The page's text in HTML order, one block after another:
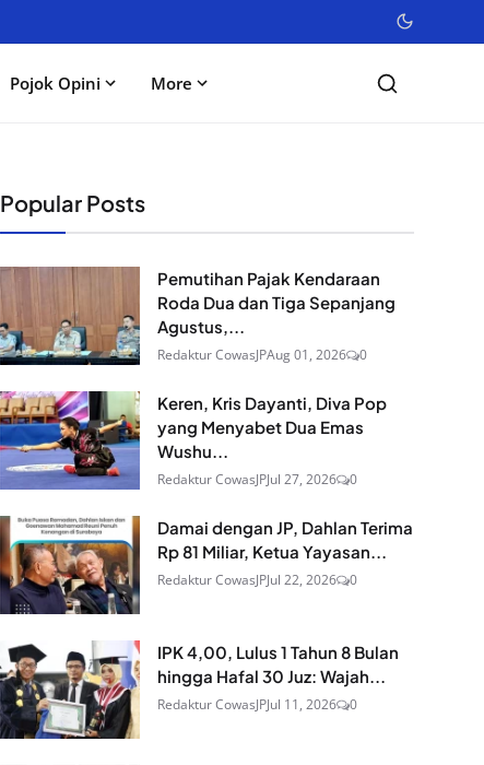
Pojok Opini More
Popular Posts
Pemutihan Pajak Kendaraan
Roda Dua dan Tiga Sepanjang
Agustus,...
Redaktur CowasJPAug 01, 2026 0
Keren, Kris Dayanti, Diva Pop
yang Menyabet Dua Emas
Wushu...
Redaktur CowasJPJul 27, 2026 0
Damai dengan JP, Dahlan Terima
Rp 81 Miliar, Ketua Yayasan...
Redaktur CowasJPJul 22, 2026 0
IPK 4,00, Lulus 1 Tahun 8 Bulan
hingga Hafal 30 Juz: Wajah...
Redaktur CowasJPJul 11, 2026 0